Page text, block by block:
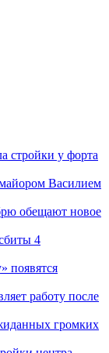
стройки у форта
Василием
обещают новое
4
появятся
работу после
громких